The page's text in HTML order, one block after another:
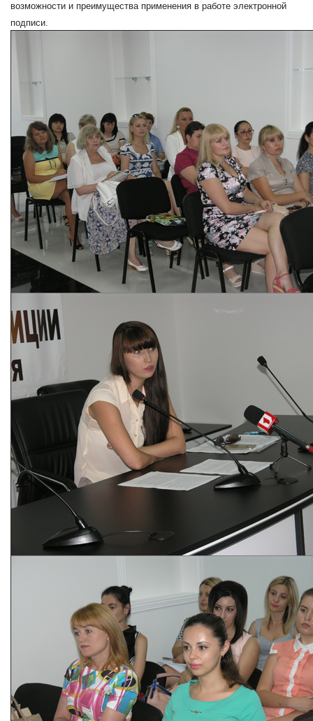
возможности и преимущества применения в работе электронной
подписи.